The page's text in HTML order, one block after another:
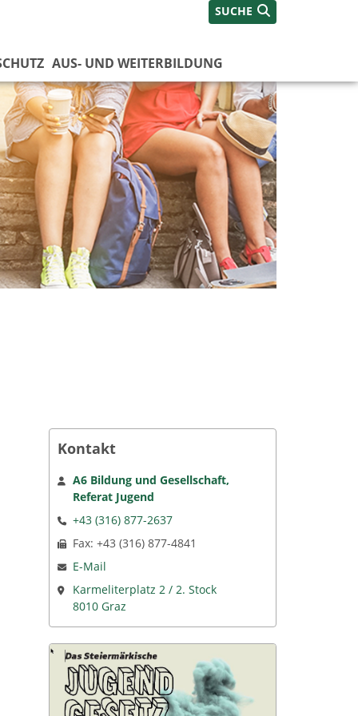
SUCHE
AUS- UND WEITERBILDUNG
Kontakt
A6 Bildung und Gesellschaft,
Referat Jugend
+43 (316) 877-2637
Fax: +43 (316) 877-4841
E-Mail
Karmeliterplatz 2 / 2. Stock
8010 Graz